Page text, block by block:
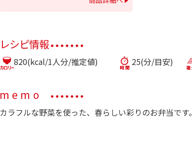
レシピ情報
820(kcal/1人分/推定値) 25(分/目安)
memo
カラフルな野菜を使った、春らしい彩りのお弁当です。